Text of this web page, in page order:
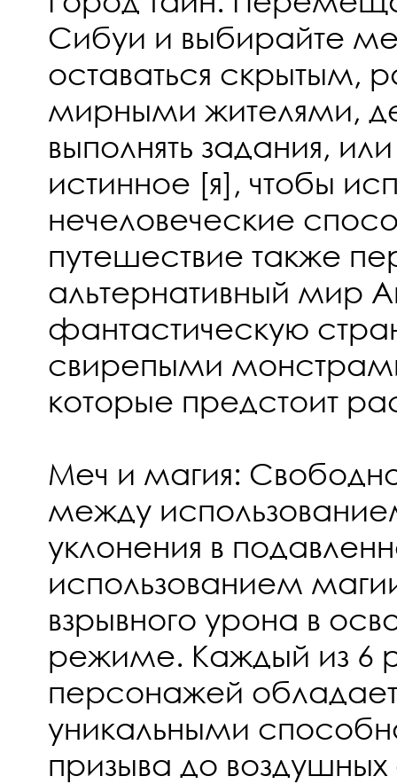
Сибуи и выбирайте
оставаться скрытым,
мирными жителями,
выполнять задания,
истинное [я], чтобы
нечеловеческие
путешествие также
альтернативный мир
фантастическую
свирепыми
которые предстоит
Меч и магия:
между
уклонения в
использованием
взрывного урона в
режиме. Каждый из 6
персонажей
уникальными
призыва до воздушных